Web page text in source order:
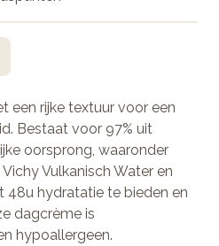
een rijke textuur voor een
Bestaat voor 97% uit
oorsprong, waaronder
Vulkanisch Water en
48u hydratatie te bieden en
dagcrème is
hypoallergeen.